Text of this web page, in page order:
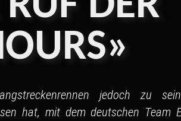
jedoch zu
hat, mit dem deutschen Team